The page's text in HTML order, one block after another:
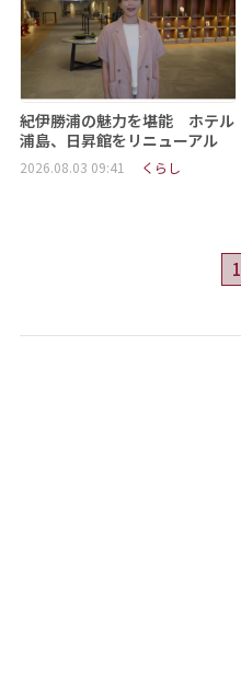
紀伊勝浦の魅力を堪能 ホテル
浦島、日昇館をリニューアル
2026.08.03 09:41 くらし
1